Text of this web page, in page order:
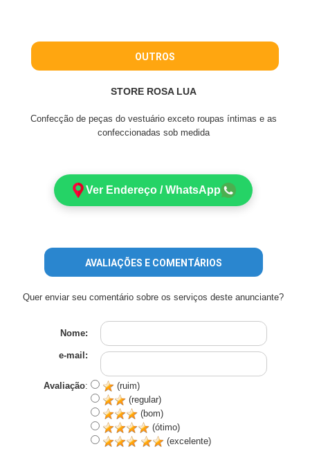
OUTROS
STORE ROSA LUA
Confecção de peças do vestuário exceto roupas íntimas e as
confeccionadas sob medida
Ver Endereço / WhatsApp
AVALIAÇÕES E COMENTÁRIOS
Quer enviar seu comentário sobre os serviços deste anunciante?
Nome:
e-mail:
Avaliação:
(ruim)
(regular)
(bom)
(ótimo)
(excelente)